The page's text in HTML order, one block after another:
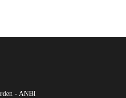
- ANBI